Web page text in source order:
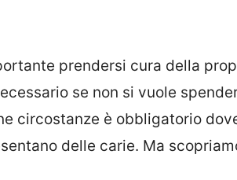
prendersi cura della
se non si vuole
circostanze è obbligatorio
delle carie. Ma